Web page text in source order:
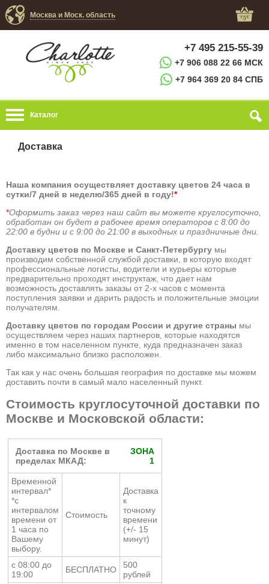
Москва и Моск. область
+7 495 215-55-39
+7 906 088 22 66 МСК
+7 964 369 20 84 СПБ
Каталог
Доставка
Наша компания осуществляет доставку цветов 24 часа в
сутки/7 дней в неделю/365 дней в году!*
*Оформить заказ через наш сайт вы можете круглосуточно,
обработан он будет в рабочее время операторов с 8:00 до
22:00 в будни и с 9:00 до 21:00 в выходных и праздничные дни.
Доставку цветов по Москве и Санкт-Петербургу мы
производим собственной службой доставки, в которую входят
профессиональные логисты, водители и курьеры которые
предварительно проходят инструктаж, что дает нам
возможность доставлять заказы от 2-х часов с момента
поступления заявки и дарить радость и положительные эмоции
получателям.
Доставку цветов по городам России и другие страны мы
осуществляем через наших партнеров, которые находятся
именно в том населенном пункте, куда предназначен заказ
либо максимально близко расположен.
Так как у нас очень большая география по доставке мы можем
доставить почти в самый мало населенный пункт.
Стоимость круглосуточной доставки по
Москве и Московской области:
Доставка по Москве в
пределах МКАД:
ЗОНА
1
Временной
интервал*
*с
интервалом
времени от
1 часа по
Вашему
выбору.
Стоимость
Доставка
к
точному
времени
(+/- 15
минут)
с 08:00 до
19:00
БЕСПЛАТНО
500
рублей